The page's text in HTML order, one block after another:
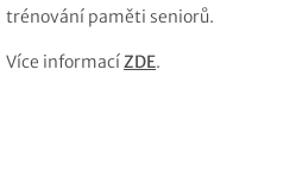
trénování paměti seniorů.
Více informacíZDE.